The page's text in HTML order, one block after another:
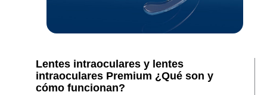
Lentes intraoculares y lentes
intraoculares Premium ¿Qué son y
cómo funcionan?